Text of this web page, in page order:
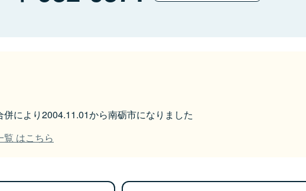
により2004.11.01から南砺市になりました
はこちら